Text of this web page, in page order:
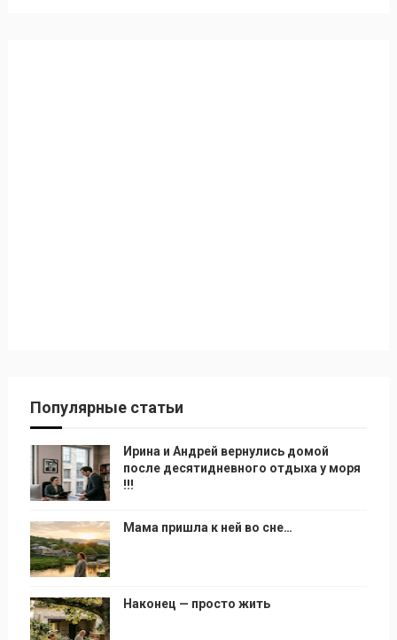
Популярные статьи
Ирина и Андрей вернулись домой
после десятидневного отдыха у моря
!!!
Мама пришла к ней во сне…
Наконец — просто жить